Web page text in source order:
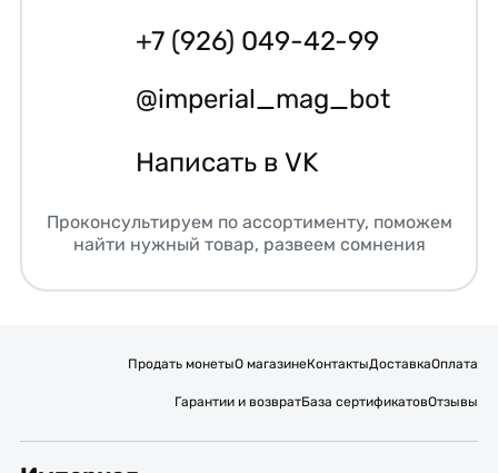
+7 (926) 049-42-99
@imperial_mag_bot
Написать в VK
Проконсультируем по ассортименту, поможем
найти нужный товар, развеем сомнения
Продать монетыО магазинеКонтактыДоставкаОплата
Гарантии и возвратБаза сертификатовОтзывы